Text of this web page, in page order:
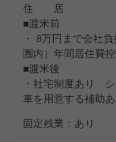
住 居
■渡米前
・ 8万円まで会社
圏内）年間居住費
■渡米後
・社宅制度あり
車を用意する補助
固定残業：あり